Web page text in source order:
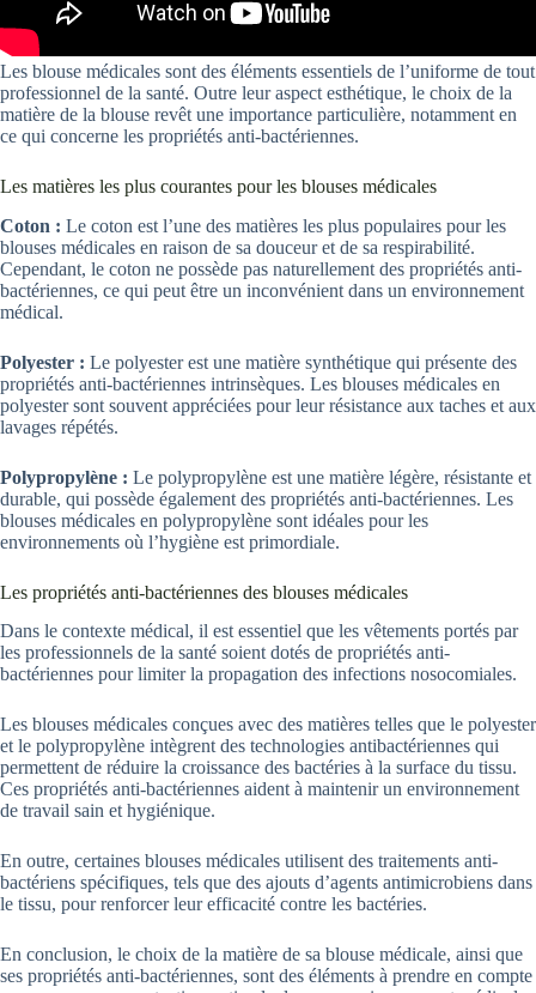
Les blouse médicales sont des éléments essentiels de l’uniforme de tout
professionnel de la santé. Outre leur aspect esthétique, le choix de la
matière de la blouse revêt une importance particulière, notamment en
ce qui concerne les propriétés anti-bactériennes.
Les matières les plus courantes pour les blouses médicales
Coton : Le coton est l’une des matières les plus populaires pour les
blouses médicales en raison de sa douceur et de sa respirabilité.
Cependant, le coton ne possède pas naturellement des propriétés anti-
bactériennes, ce qui peut être un inconvénient dans un environnement
médical.
Polyester : Le polyester est une matière synthétique qui présente des
propriétés anti-bactériennes intrinsèques. Les blouses médicales en
polyester sont souvent appréciées pour leur résistance aux taches et aux
lavages répétés.
Polypropylène : Le polypropylène est une matière légère, résistante et
durable, qui possède également des propriétés anti-bactériennes. Les
blouses médicales en polypropylène sont idéales pour les
environnements où l’hygiène est primordiale.
Les propriétés anti-bactériennes des blouses médicales
Dans le contexte médical, il est essentiel que les vêtements portés par
les professionnels de la santé soient dotés de propriétés anti-
bactériennes pour limiter la propagation des infections nosocomiales.
Les blouses médicales conçues avec des matières telles que le polyester
et le polypropylène intègrent des technologies antibactériennes qui
permettent de réduire la croissance des bactéries à la surface du tissu.
Ces propriétés anti-bactériennes aident à maintenir un environnement
de travail sain et hygiénique.
En outre, certaines blouses médicales utilisent des traitements anti-
bactériens spécifiques, tels que des ajouts d’agents antimicrobiens dans
le tissu, pour renforcer leur efficacité contre les bactéries.
En conclusion, le choix de la matière de sa blouse médicale, ainsi que
ses propriétés anti-bactériennes, sont des éléments à prendre en compte